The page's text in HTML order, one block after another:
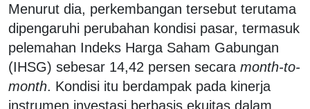
Menurut dia, perkembangan tersebut terutama
dipengaruhi perubahan kondisi pasar, termasuk
pelemahan Indeks Harga Saham Gabungan
(IHSG) sebesar 14,42 persen secara month-to-
month. Kondisi itu berdampak pada kinerja
instrumen investasi berbasis ekuitas dalam